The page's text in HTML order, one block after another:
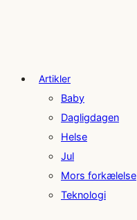
Artikler
Baby
Dagligdagen
Helse
Jul
Mors forkælelse
Teknologi